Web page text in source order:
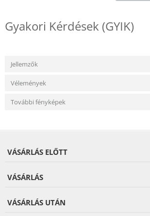
Gyakori Kérdések (GYIK)
Jellemzők
Vélemények
További fényképek
VÁSÁRLÁS ELŐTT
VÁSÁRLÁS
VÁSÁRLÁS UTÁN